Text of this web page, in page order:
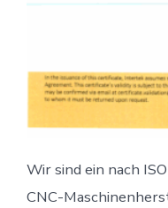
Wir sind ein nach
CNC-